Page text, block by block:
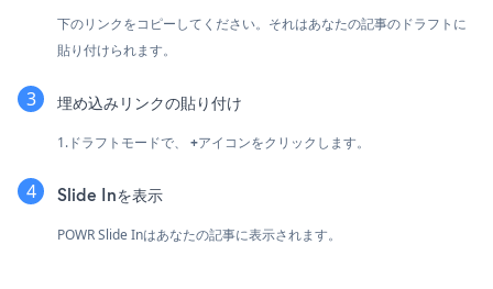
下のリンクをコピーしてください。それはあなたの記事のドラフトに
貼り付けられます。
埋め込みリンクの貼り付け
1.ドラフトモードで、 +アイコンをクリックします。
Slide Inを表示
POWR Slide Inはあなたの記事に表示されます。